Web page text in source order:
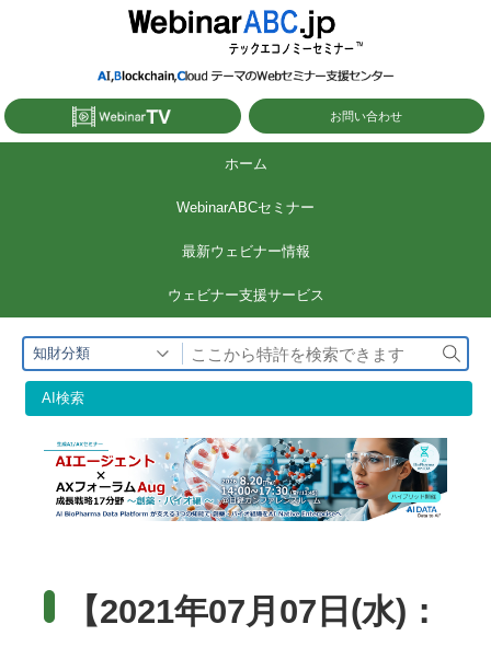
ン
ツ
お問い合わせ
ホーム
WebinarABCセミナー
最新ウェビナー情報
ウェビナー⽀援サービス
知財分類
検
索
AI検索
【2021年07月07日(水)：